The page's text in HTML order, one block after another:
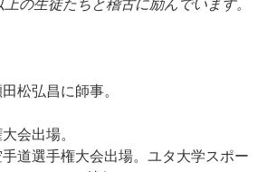
の生徒たちと稽古に励んでいます。
松弘昌に師事。
会出場。
道選手権大会出場。ユタ大学スポー